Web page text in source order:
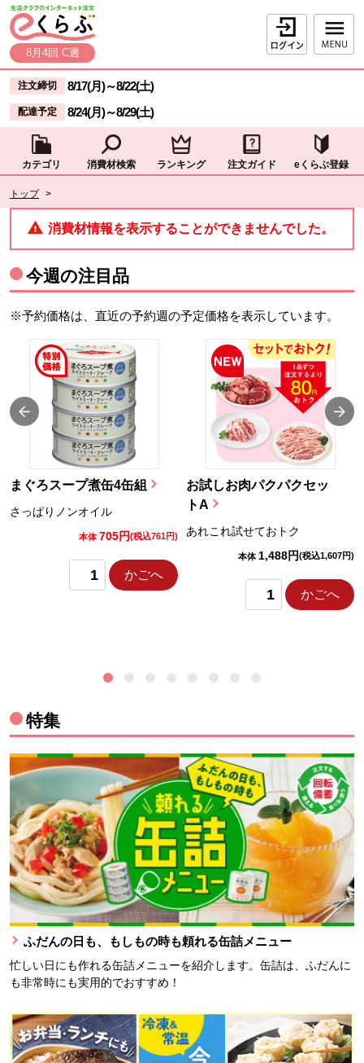
ページの先頭です。
本文へジャンプする。
8月4回 C週
ログイン
ここからサイト内共通メニューです。
サイト内共通メニューをスキップする
注文締切 8/17(月)～8/22(土)
配達予定 8/24(月)～8/29(土)
カテゴリ 消費材検索 ランキング 注文ガイド eくらぶ登録
トップ >
現在位置ここまで
消費材情報を表示することができませんでした。
今週の注目品
※予約価格は、直近の予約週の予定価格を表示しています。
まぐろスープ煮缶4缶組
さっぱりノンオイル
本体 705円(税込761円)
かごへ
お試しお肉パクパクセッ
トA
あれこれ試せておトク
本体 1,488円(税込1,607円)
かごへ
特集
ふだんの日も、もしもの時も頼れる缶詰メニュー
忙しい日にも作れる缶詰メニューを紹介します。缶詰は、ふだんに
も非常時にも実用的でおすすめ！